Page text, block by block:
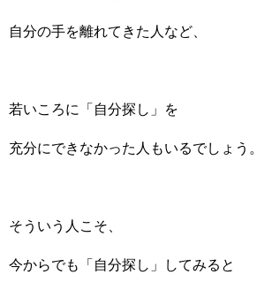
自分の手を離れてきた人など、
若いころに「自分探し」を
充分にできなかった人もいるでしょう。
そういう人こそ、
今からでも「自分探し」してみると